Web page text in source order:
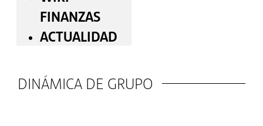
FINANZAS
ACTUALIDAD
DINÁMICA DE GRUPO